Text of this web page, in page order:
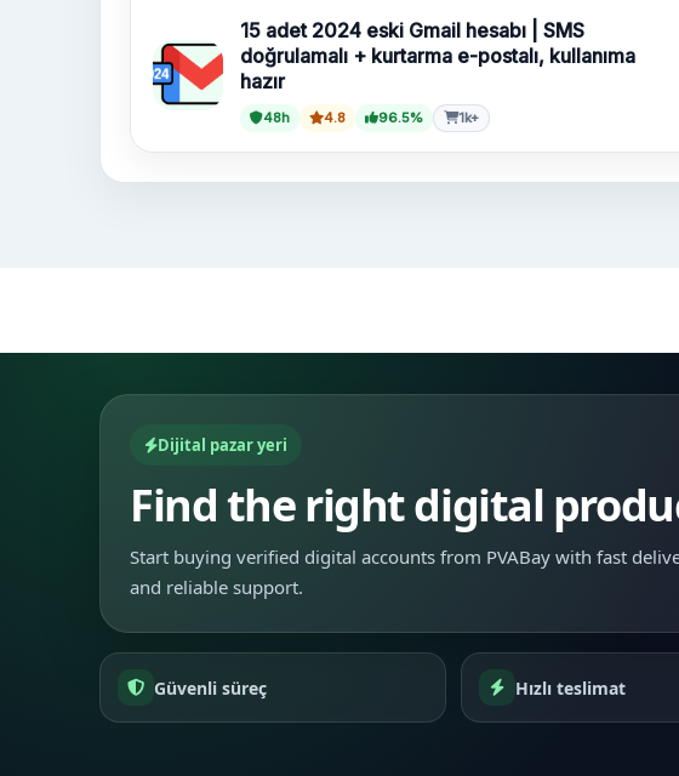
15 adet 2024 eski Gmail hesabı | SMS
doğrulamalı + kurtarma e-postalı, kullanıma
hazır
48h 4.8 96.5% 1k+
Dijital pazar yeri
Find the right digital
Start buying verified digital accounts from PVABay with fast
and reliable support.
Güvenli süreç Hızlı teslimat